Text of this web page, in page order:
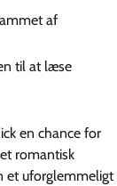
af
til at læse
en chance for
romantisk
et uforglemmeligt